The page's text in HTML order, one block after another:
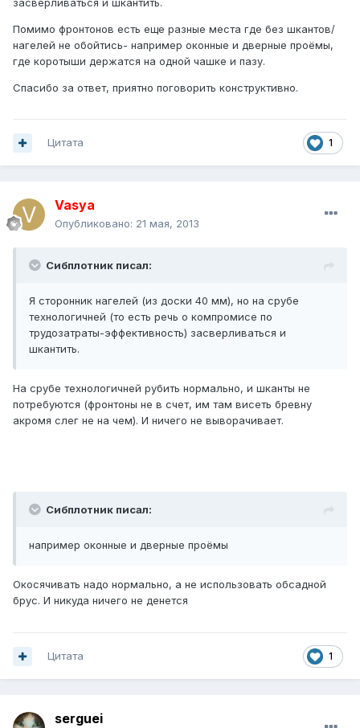
Помимо фронтонов есть еще разные места где без шкантов/
нагелей не обойтись- например оконные и дверные проёмы,
где коротыши держатся на одной чашке и пазу.
Спасибо за ответ, приятно поговорить конструктивно.
1
Цитата
Vasya
Опубликовано: 21 мая, 2013
Сибплотник писал:
Я сторонник нагелей (из доски 40 мм), но на срубе
технологичней (то есть речь о компромисе по
трудозатраты-эффективность) засверливаться и
шкантить.
На срубе технологичней рубить нормально, и шканты не
потребуются (фронтоны не в счет, им там висеть бревну
акромя слег не на чем). И ничего не выворачивает.
Сибплотник писал:
например оконные и дверные проёмы
Окосячивать надо нормально, а не использовать обсадной
брус. И никуда ничего не денется
1
Цитата
serguei